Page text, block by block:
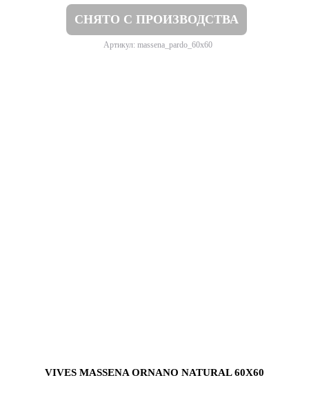
СНЯТО С ПРОИЗВОДСТВА
Артикул: massena_pardo_60x60
VIVES MASSENA ORNANO NATURAL 60X60